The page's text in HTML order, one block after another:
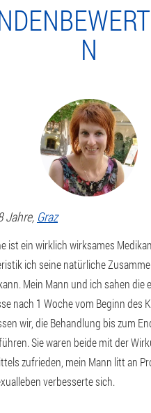
N
Jahre, Graz
ist ein wirklich wirksames
ich seine natürliche
Mein Mann und ich sahen die
nach 1 Woche vom Beginn des
wir, die Behandlung bis zum
Sie waren beide mit der
zufrieden, mein Mann litt an
verbesserte sich.